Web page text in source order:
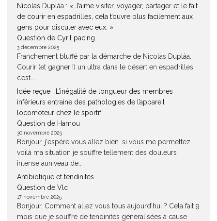
Nicolas Duplàa : « J’aime visiter, voyager, partager et le fait
de courir en espadrilles, cela t’ouvre plus facilement aux
gens pour discuter avec eux. »
Question de Cyril pacing
3 décembre 2025
Franchement bluffé par la démarche de Nicolas Duplàa.
Courir (et gagner !) un ultra dans le désert en espadrilles,
c’est...
Idée reçue : L’inégalité de longueur des membres
inférieurs entraine des pathologies de l’appareil
locomoteur chez le sportif
Question de Hamou
30 novembre 2025
Bonjour, j'espère vous allez bien. si vous me permettez.
voilà ma situation je souffre tellement des douleurs
intense auniveau de...
Antibiotique et tendinites
Question de Vlc
17 novembre 2025
Bonjour, Comment allez vous tous aujourd'hui ? Cela fait 9
mois que je souffre de tendinites généralisées à cause